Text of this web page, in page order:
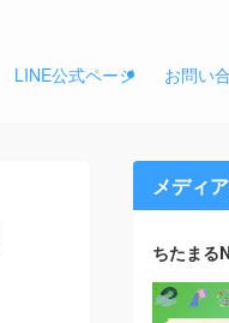
LINE公式ページ お問い
メディ
ちたまる